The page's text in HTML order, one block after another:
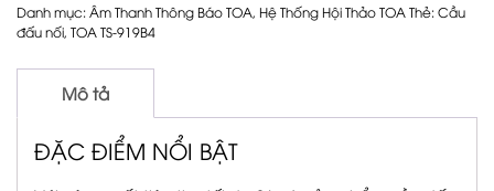
Danh mục:Âm Thanh Thông Báo TOA, Hệ Thống Hội Thảo TOAThẻ:Cầu
đấu nối, TOA TS-919B4
Mô tả
ĐẶC ĐIỂM NỔI BẬT